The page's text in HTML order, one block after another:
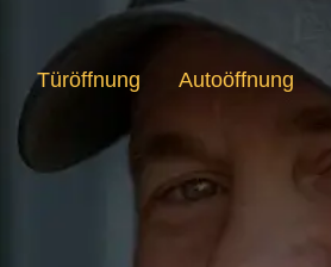
Türöffnung Autoöffnung